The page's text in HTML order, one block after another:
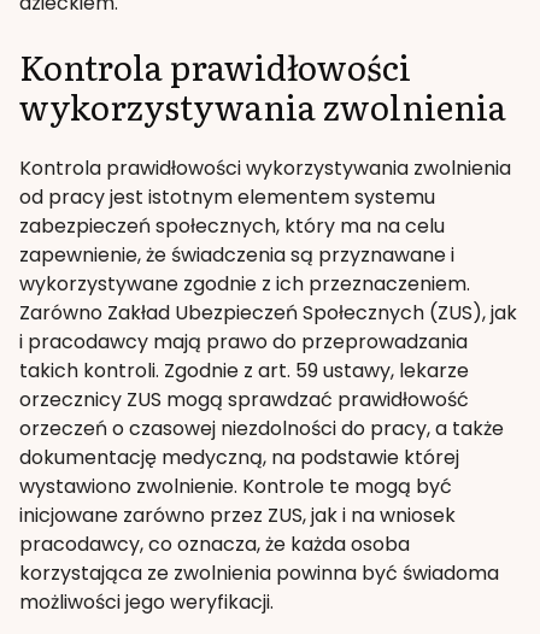
Kontrola prawidłowości
wykorzystywania zwolnienia
Kontrola prawidłowości wykorzystywania zwolnienia
od pracy jest istotnym elementem systemu
zabezpieczeń społecznych, który ma na celu
zapewnienie, że świadczenia są przyznawane i
wykorzystywane zgodnie z ich przeznaczeniem.
Zarówno Zakład Ubezpieczeń Społecznych (ZUS), jak
i pracodawcy mają prawo do przeprowadzania
takich kontroli. Zgodnie z art. 59 ustawy, lekarze
orzecznicy ZUS mogą sprawdzać prawidłowość
orzeczeń o czasowej niezdolności do pracy, a także
dokumentację medyczną, na podstawie której
wystawiono zwolnienie. Kontrole te mogą być
inicjowane zarówno przez ZUS, jak i na wniosek
pracodawcy, co oznacza, że każda osoba
korzystająca ze zwolnienia powinna być świadoma
możliwości jego weryfikacji.